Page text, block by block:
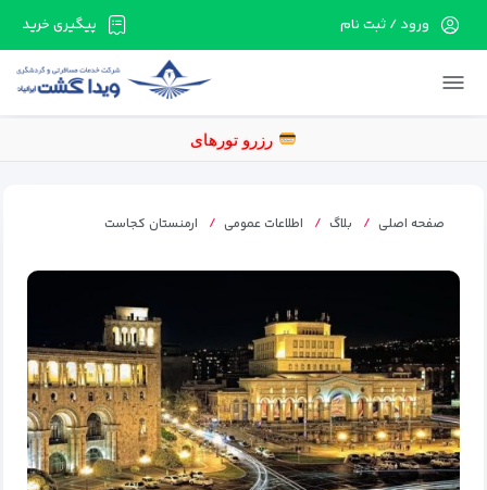
در حال حاضر ارتباط با سرور قطع می باشد لطفا
ر
پیگیری خرید ورود / ثبت نام
صفحه اصلی بلاگ اطلاعات عمومی ارمنستان کجاست